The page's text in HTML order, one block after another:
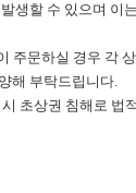
할 수 있으며 이
주문하실 경우 각
해 부탁드립니다.
초상권 침해로 법